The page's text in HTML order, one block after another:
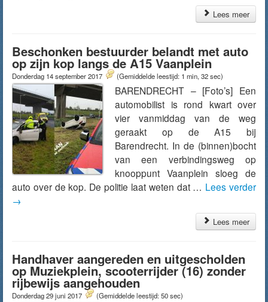
Lees meer
Beschonken bestuurder belandt met auto
op zijn kop langs de A15 Vaanplein
Donderdag 14 september 2017 (Gemiddelde leestijd: 1 min, 32 sec)
BARENDRECHT – [Foto’s] Een
automobilist is rond kwart over
vier vanmiddag van de weg
geraakt op de A15 bij
Barendrecht. In de (binnen)bocht
van een verbindingsweg op
knooppunt Vaanplein sloeg de
auto over de kop. De politie laat weten dat … Lees verder
→
Lees meer
Handhaver aangereden en uitgescholden
op Muziekplein, scooterrijder (16) zonder
rijbewijs aangehouden
Donderdag 29 juni 2017 (Gemiddelde leestijd: 50 sec)